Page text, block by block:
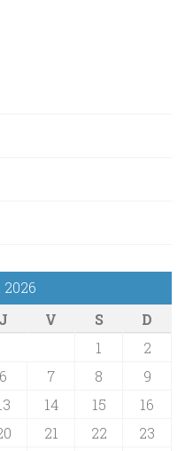
2026
J V S
D
1
2
6 7 8
9
14 15
16
21 22
23